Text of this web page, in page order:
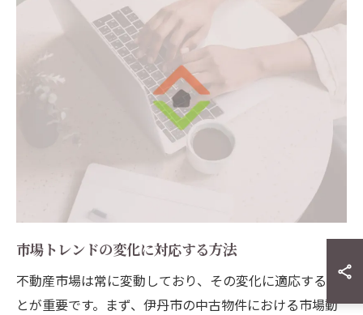
市場トレンドの変化に対応する方法
不動産市場は常に変動しており、その変化に適応するこ
とが重要です。まず、伊丹市の中古物件における市場動